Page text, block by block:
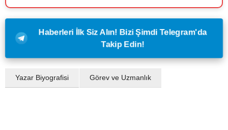
Haberleri İlk Siz Alın! Bizi Şimdi Telegram'da
Takip Edin!
Yazar Biyografisi Görev ve Uzmanlık